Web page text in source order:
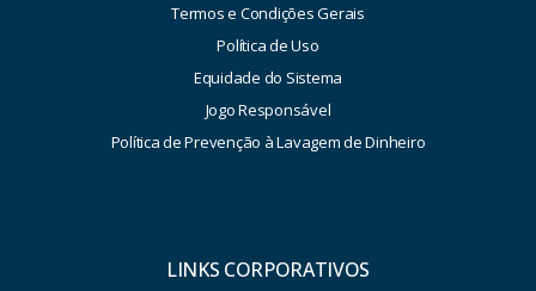
Termos e Condições Gerais
Política de Uso
Equidade do Sistema
Jogo Responsável
Política de Prevenção à Lavagem de Dinheiro
LINKS CORPORATIVOS